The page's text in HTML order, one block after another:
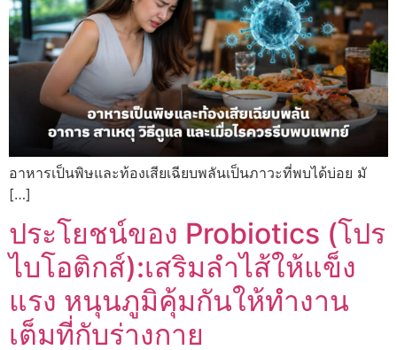
อาหารเป็นพิษและท้องเสียเฉียบพลันเป็นภาวะที่พบได้บ่อย มั
[…]
ประโยชน์ของ Probiotics (โปร
ไบโอติกส์):เสริมลำไส้ให้แข็ง
แรง หนุนภูมิคุ้มกันให้ทำงาน
เต็มที่กับร่างกาย